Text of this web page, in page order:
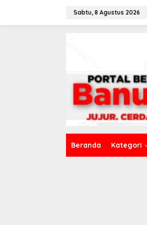
Sabtu, 8 Agustus 2026
Beranda Kategori